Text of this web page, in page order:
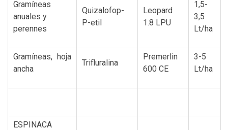
Gramíneas
anuales y
perennes
Quizalofop-
P-etil
Leopard
1.8 LPU
1,5-
3,5
Lt/ha
Gramíneas, hoja
ancha
Trifluralina
Premerlin
600 CE
3-5
Lt/ha
ESPINACA